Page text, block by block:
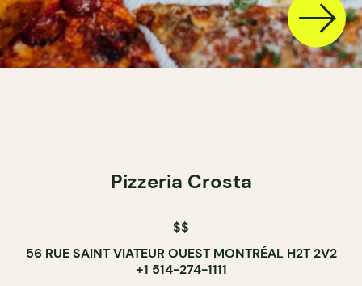
Pizzeria Crosta
$$
56 RUE SAINT VIATEUR OUEST MONTRÉAL H2T 2V2
+1 514-274-1111